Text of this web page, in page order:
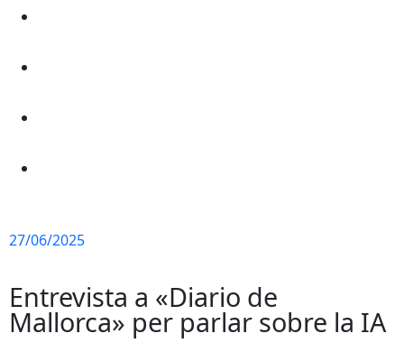
27/06/2025
Entrevista a «Diario de
Mallorca» per parlar sobre la IA